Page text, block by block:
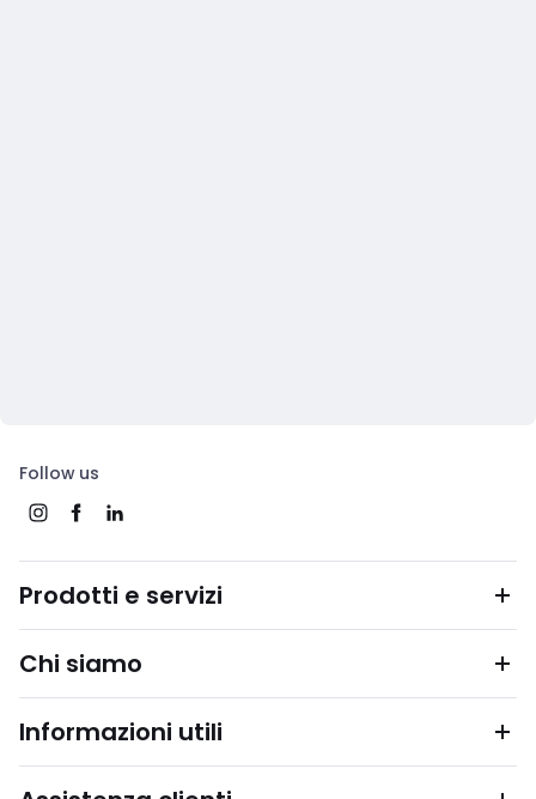
Follow us
Prodotti e servizi
Chi siamo
Informazioni utili